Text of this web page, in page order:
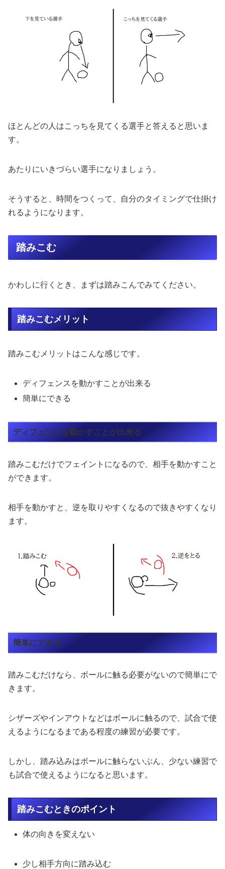
ほとんどの人はこっちを見てくる選手と答えると思いま
す。
あたりにいきづらい選手になりましょう。
そうすると、時間をつくって、自分のタイミングで仕掛け
れるようになります。
踏みこむ
かわしに行くとき、まずは踏みこんでみてください。
踏みこむメリット
踏みこむメリットはこんな感じです。
ディフェンスを動かすことが出来る
簡単にできる
ディフェンスを動かすことが出来る
踏みこむだけでフェイントになるので、相手を動かすこと
ができます。
相手を動かすと、逆を取りやすくなるので抜きやすくなり
ます。
簡単にできる
踏みこむだけなら、ボールに触る必要がないので簡単にで
きます。
シザーズやインアウトなどはボールに触るので、試合で使
えるようになるまである程度の練習が必要です。
しかし、踏み込みはボールに触らないぶん、少ない練習で
も試合で使えるようになると思います。
踏みこむときのポイント
体の向きを変えない
少し相手方向に踏み込む